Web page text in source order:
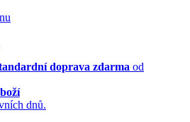
doprava zdarma od
dnů.